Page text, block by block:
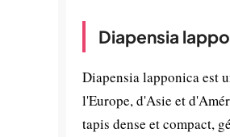
Diapensia
Diapensia lapponica est
l'Europe, d'Asie et
tapis dense et compact,